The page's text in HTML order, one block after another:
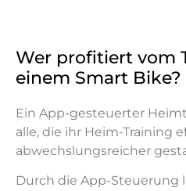
Wer profitiert vom
einem Smart Bike?
Ein App-gesteuerter
alle, die ihr Heim-Training
abwechslungsreicher
Durch die App-Steuerung